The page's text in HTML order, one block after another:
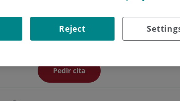
ODONTÓLOGO/A /ESTOMATÓLOGO/A
ODONTOLOGÍA
Pedir cita
Reject